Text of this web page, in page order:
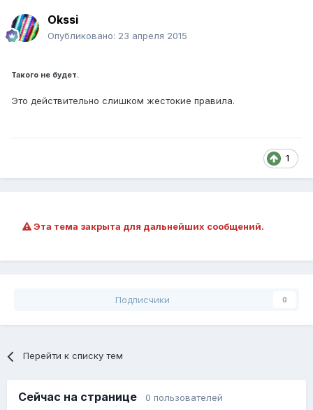
Okssi
Опубликовано: 23 апреля 2015
Такого не будет.
Это действительно слишком жестокие правила.
1
Эта тема закрыта для дальнейших сообщений.
Подписчики 0
Перейти к списку тем
Сейчас на странице 0 пользователей